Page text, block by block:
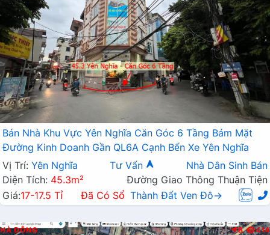
Bán Nhà Khu Vực Yên Nghĩa Căn Góc 6 Tầng Bám Mặt
Đường Kinh Doanh Gần QL6A Cạnh Bến Xe Yên Nghĩa
Vị Trí: Yên Nghĩa Tư Vấn
Nhà Dân Sinh Bán
Diện Tích: 45.3m²
Đường Giao Thông Thuận Tiện
Giá:17-17.5 Tỉ Đã Có Sổ Thành Đất Ven Đô→
HÀ ĐÔNG B 414